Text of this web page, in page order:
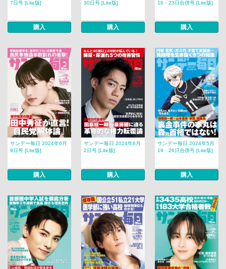
7日号 [Lite版]
購入
30日号 [Lite版]
購入
16・23日合併号 [Lite版]
購入
サンデー毎日 2024年6月
9日号 [Lite版]
購入
サンデー毎日 2024年6月
2日号 [Lite版]
購入
サンデー毎日 2024年5月
19・26日合併号 [Lite版]
購入